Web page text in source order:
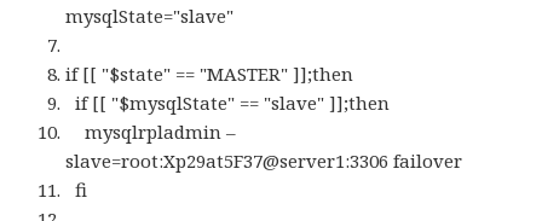
mysqlState="slave"
if [[ "$state" == "MASTER" ]];then
if [[ "$mysqlState" == "slave" ]];then
mysqlrpladmin –
slave=root:Xp29at5F37@server1:3306 failover
fi